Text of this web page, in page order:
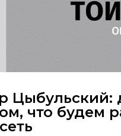
Цыбульский:
что будем